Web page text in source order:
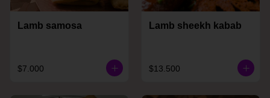
Lamb samosa
$7.000
Lamb sheekh kabab
$13.500